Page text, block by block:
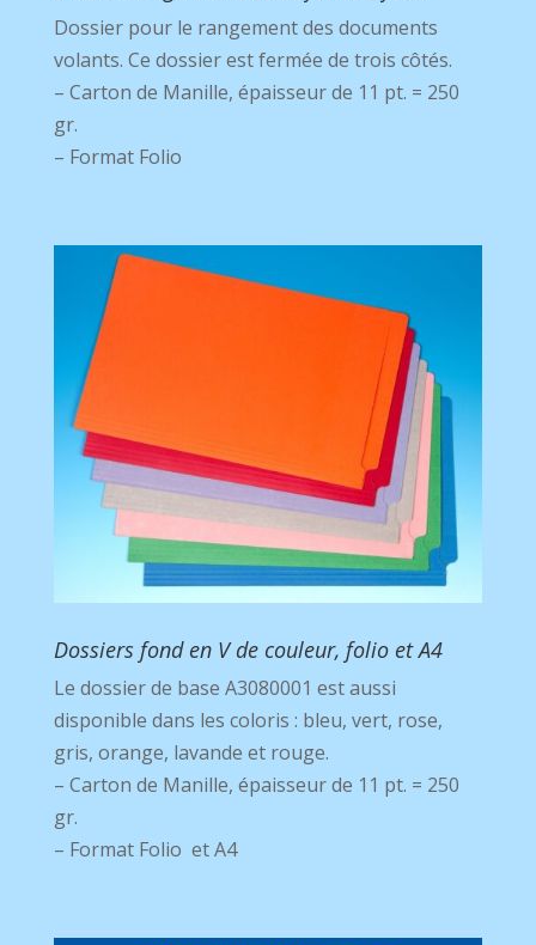
Dossier pour le rangement des documents
volants. Ce dossier est fermée de trois côtés.
– Carton de Manille, épaisseur de 11 pt. = 250
gr.
– Format Folio
Dossiers fond en V de couleur, folio et A4
Le dossier de base A3080001 est aussi
disponible dans les coloris : bleu, vert, rose,
gris, orange, lavande et rouge.
– Carton de Manille, épaisseur de 11 pt. = 250
gr.
– Format Folio et A4